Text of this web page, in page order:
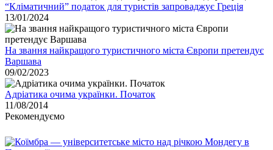
“Кліматичний” податок для туристів запроваджує Греція
13/01/2024
На звання найкращого туристичного міста Європи претендує
Варшава
09/02/2023
Адріатика очима українки. Початок
11/08/2014
Рекомендуємо